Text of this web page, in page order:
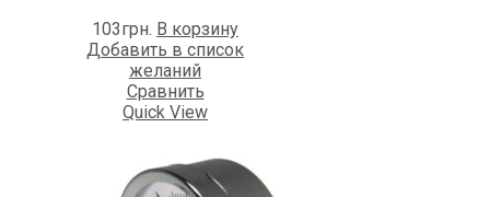
103грн. В корзину
Добавить в список
желаний
Сравнить
Quick View